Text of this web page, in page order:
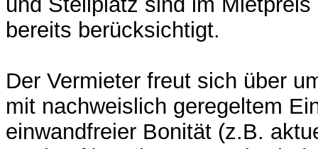
bereits berücksichtigt.
Der Vermieter freut sich über
mit nachweislich geregeltem
einwandfreier Bonität (z.B.